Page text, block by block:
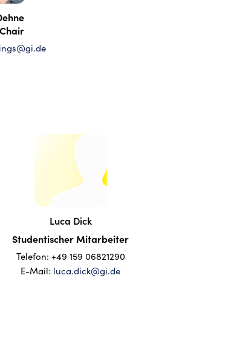
Luca Dick
Studentischer Mitarbeiter
Telefon: +49 159 06821290
E-Mail: luca.dick@gi.de